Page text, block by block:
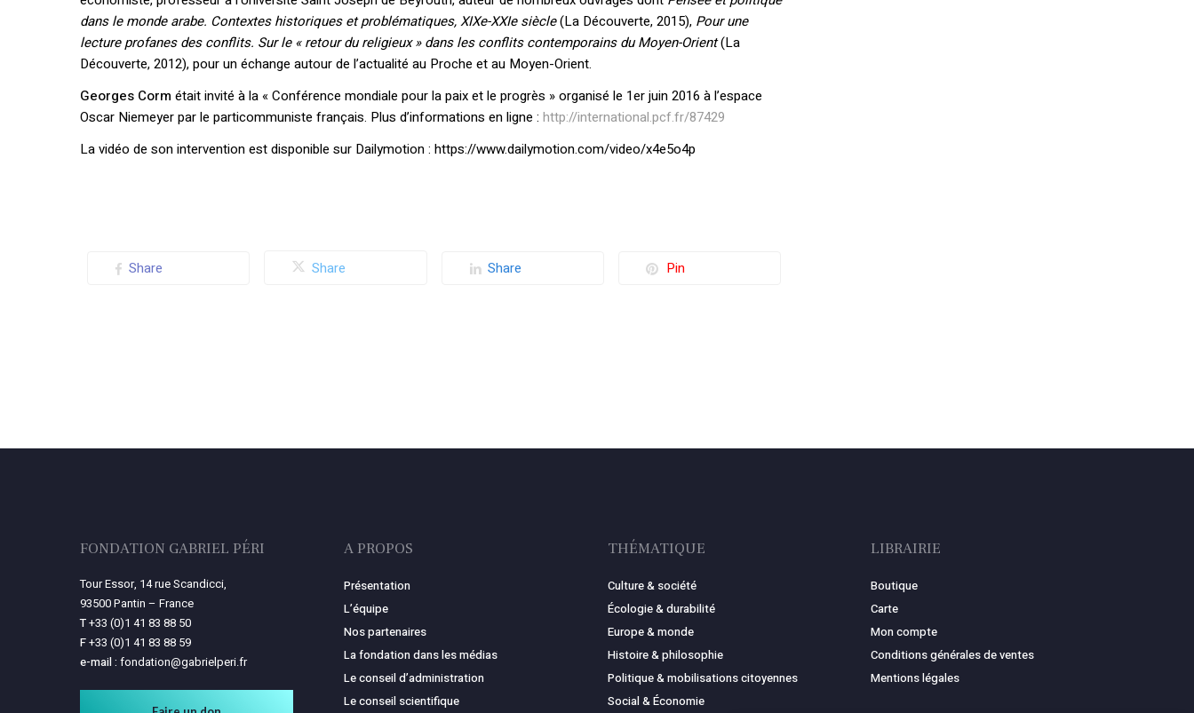
dans le monde arabe. Contextes historiques et problématiques, XIXe-XXIe siècle(La Découverte, 2015), Pour une
lecture profanes des conflits. Sur le « retour du religieux » dans les conflits contemporains du Moyen-Orient(La
Découverte, 2012), pour un échange autour de l’actualité au Proche et au Moyen-Orient.
Georges Corm était invité à la « Conférence mondiale pour la paix et le progrès » organisé le 1er juin 2016 à l’espace
Oscar Niemeyer par le particommuniste français. Plus d’informations en ligne : http://international.pcf.fr/87429
La vidéo de son intervention est disponible sur Dailymotion : https://www.dailymotion.com/video/x4e5o4p
Share Share Share Pin
FONDATION GABRIEL PÉRI
Tour Essor, 14 rue Scandicci,
93500 Pantin – France
T+33 (0)1 41 83 88 50
F+33 (0)1 41 83 88 59
e-mail : fondation@gabrielperi.fr
A PROPOS
Présentation
L’équipe
Nos partenaires
La fondation dans les médias
Le conseil d’administration
Le conseil scientifique
THÉMATIQUE
Culture & société
Écologie & durabilité
Europe & monde
Histoire & philosophie
Politique & mobilisations citoyennes
Social & Économie
LIBRAIRIE
Boutique
Carte
Mon compte
Conditions générales de ventes
Mentions légales